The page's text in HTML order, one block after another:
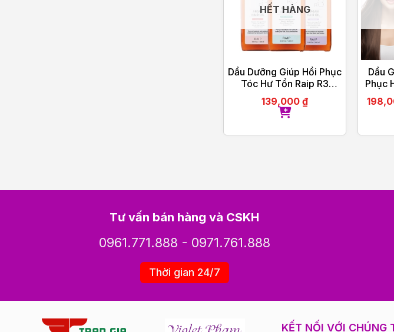
HẾT HÀNG
Dầu Dưỡng Giúp Hồi Phục
Tóc Hư Tổn Raip R3
Argan Hair Oil
139,000₫
Dầu
Phục
Rose
Tư vấn bán hàng và CSKH
0961.771.888 - 0971.761.888
Thời gian 24/7
KẾT NỐI VỚI CHÚNG